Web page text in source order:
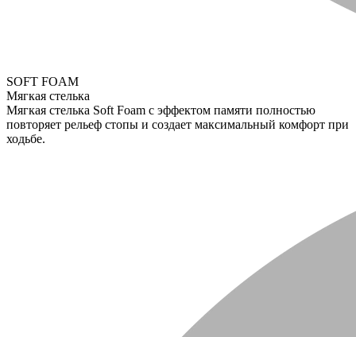
SOFT FOAM
Мягкая стелька
Мягкая стелька Soft Foam с эффектом памяти полностью
повторяет рельеф стопы и создает максимальный комфорт при
ходьбе.